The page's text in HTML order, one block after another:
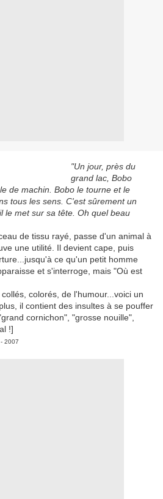
"Un jour, près du
grand lac, Bobo
de machin. Bobo le tourne et le
tous les sens. C'est sûrement un
le met sur sa tête. Oh quel beau
de tissu rayé, passe d'un animal à
une utilité. Il devient cape, puis
ce qu'un petit homme
et s'interroge, mais "Où est
colorés, de l'humour...voici un
il contient des insultes à se pouffer
cornichon", "grosse nouille",
!]
2007